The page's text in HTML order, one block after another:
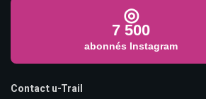
◎
7 500
abonnés Instagram
Contact u-Trail